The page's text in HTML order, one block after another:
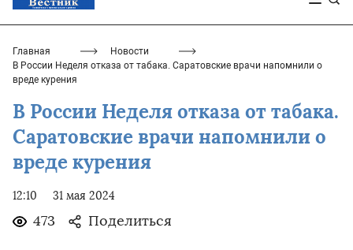
Главная
Новости
В России Неделя отказа от табака. Саратовские врачи напомнили о
вреде курения
В России Неделя отказа от табака.
Саратовские врачи напомнили о
вреде курения
12:10 31 мая 2024
473 Поделиться